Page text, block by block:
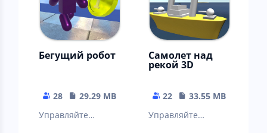
Бегущий робот
28
29.29 MB
Управляйте
Самолет над
рекой 3D
22
33.55 MB
Управляйте